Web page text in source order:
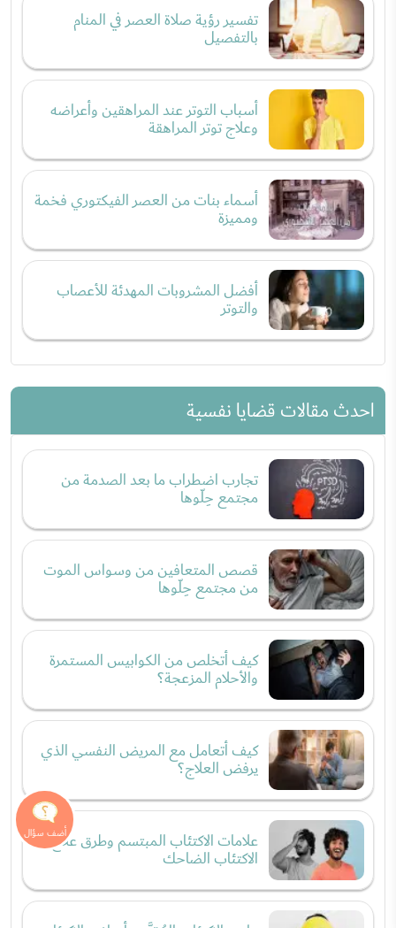
تفسير رؤية صلاة العصر في المنام
بالتفصيل
أسباب التوتر عند المراهقين وأعراضه
وعلاج توتر المراهقة
أسماء بنات من العصر الفيكتوري فخمة
ومميزة
أفضل المشروبات المهدئة للأعصاب
والتوتر
احدث مقالات قضايا نفسية
تجارب اضطراب ما بعد الصدمة من
مجتمع حِلّوها
قصص المتعافين من وسواس الموت
من مجتمع حِلّوها
كيف أتخلص من الكوابيس المستمرة
والأحلام المزعجة؟
كيف أتعامل مع المريض النفسي الذي
يرفض العلاج؟
علامات الاكتئاب المبتسم وطرق علاج
الاكتئاب الضاحك